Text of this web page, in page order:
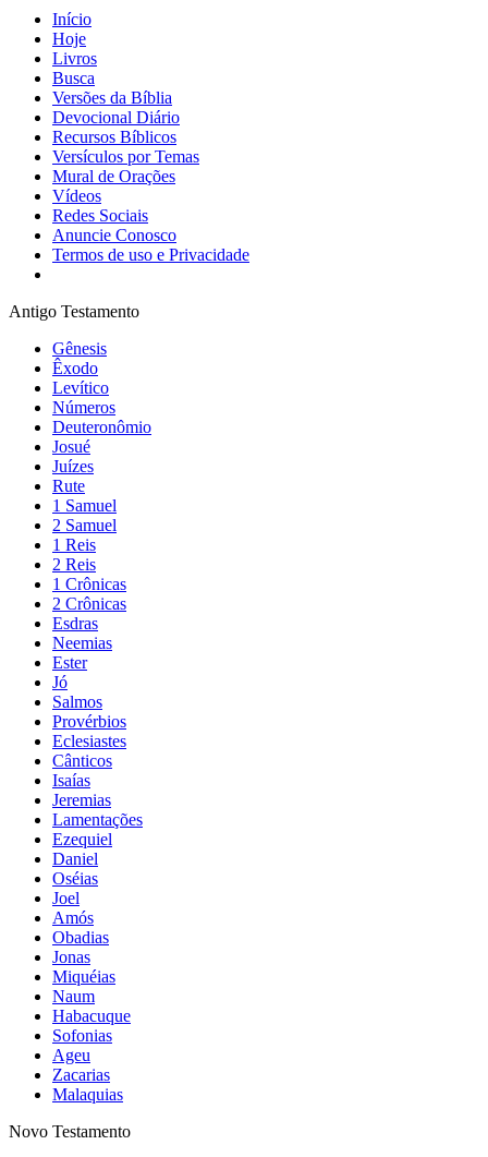
Início
Hoje
Livros
Busca
Versões da Bíblia
Devocional Diário
Recursos Bíblicos
Versículos por Temas
Mural de Orações
Vídeos
Redes Sociais
Anuncie Conosco
Termos de uso e Privacidade
Antigo Testamento
Gênesis
Êxodo
Levítico
Números
Deuteronômio
Josué
Juízes
Rute
1 Samuel
2 Samuel
1 Reis
2 Reis
1 Crônicas
2 Crônicas
Esdras
Neemias
Ester
Jó
Salmos
Provérbios
Eclesiastes
Cânticos
Isaías
Jeremias
Lamentações
Ezequiel
Daniel
Oséias
Joel
Amós
Obadias
Jonas
Miquéias
Naum
Habacuque
Sofonias
Ageu
Zacarias
Malaquias
Novo Testamento